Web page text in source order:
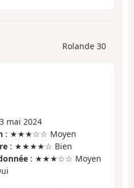
Rolande 30
mai 2024
: ★★★☆☆ Moyen
: ★★★★☆ Bien
: ★★★☆☆ Moyen